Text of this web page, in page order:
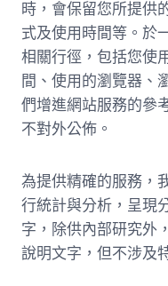
時，會保留您所提供
式及使用時間等。於
相關行徑，包括您使
間、使用的瀏覽器、
們增進網站服務的參
不對外公佈。
為提供精確的服務，
行統計與分析，呈現
字，除供內部研究外
說明文字，但不涉及